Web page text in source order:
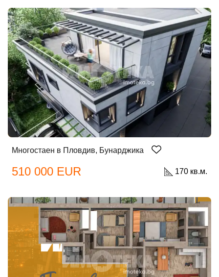
Парола
Забравена парола?
Вход
или използвай профил
Вход с Google
Вход с Facebook
Многостаен в Пловдив, Бунарджика
510 000 EUR 170 кв.м.